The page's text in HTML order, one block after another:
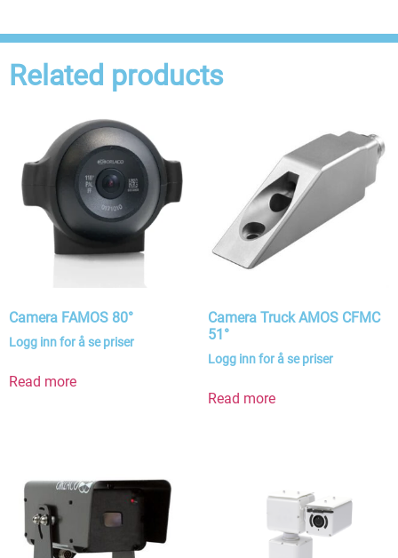
Related products
Camera FAMOS 80°
Logg inn for å se priser
Read more
Camera Truck AMOS CFMC
51°
Logg inn for å se priser
Read more